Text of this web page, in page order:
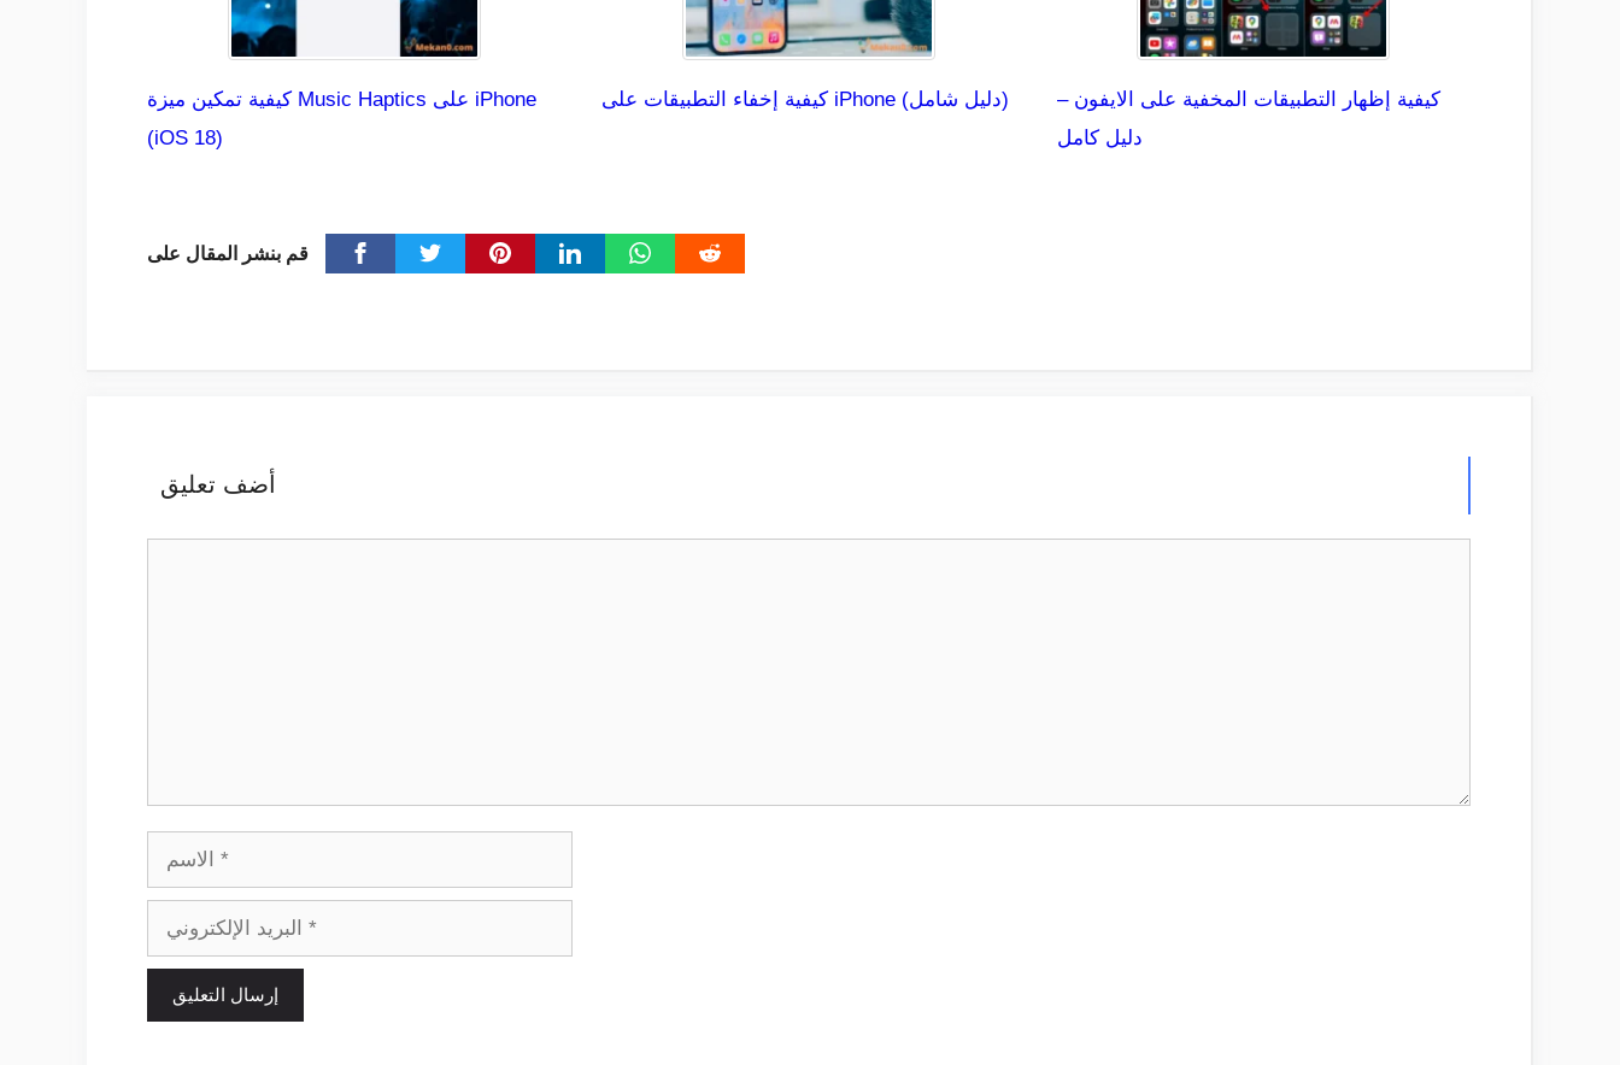
كيفية تمكين ميزة Music Haptics على iPhone
(iOS 18)
كيفية إخفاء التطبيقات على iPhone (دليل شامل)
كيفية إظهار التطبيقات المخفية على الايفون –
دليل كامل
أضف تعليق
الإلكتروني